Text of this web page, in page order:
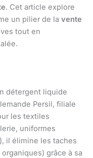
. Cet article explore
un pilier de la vente
tout en
détergent liquide
Persil, filiale
les textiles
uniformes
il élimine les taches
grâce à sa